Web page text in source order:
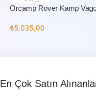
Orcamp Rover Kamp
₺5.035,00
En Çok Satın